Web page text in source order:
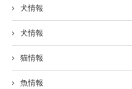
犬情報
犬情報
猫情報
魚情報